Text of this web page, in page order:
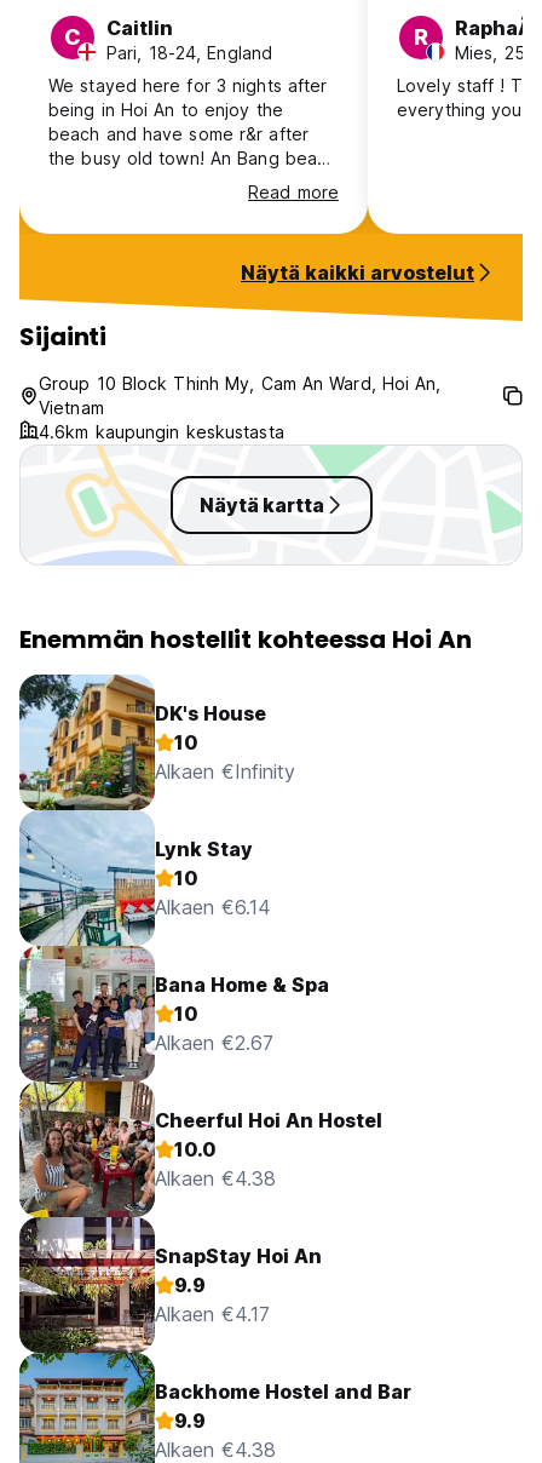
C Caitlin
Pari, 18-24, England
We stayed here for 3 nights after
being in Hoi An to enjoy the
beach and have some r&r after
the busy old town! An Bang beach
was good and there were many
restaurants surrounding. The room
was lovely, as was the breakfast
accommodating. Definitely worth
every penny spent. Would
recommend this home stay to
anyone! Even though we were out
of Hoi A busy part, it’s so
accessible to get there and cheap
too.
Read more
R
Mies, 25-
Lovely staff !
everything you
Näytä kaikki arvostelut
Sijainti
Group 10 Block Thinh My, Cam An Ward, Hoi An,
Vietnam
4.6km kaupungin keskustasta
Näytä kartta
Enemmän hostellit kohteessa Hoi An
DK's House
10
Alkaen €Infinity
Lynk Stay
10
Alkaen €6.14
Bana Home & Spa
10
Alkaen €2.67
Cheerful Hoi An Hostel
10.0
Alkaen €4.38
SnapStay Hoi An
9.9
Alkaen €4.17
Backhome Hostel and Bar
9.9
Alkaen €4.38